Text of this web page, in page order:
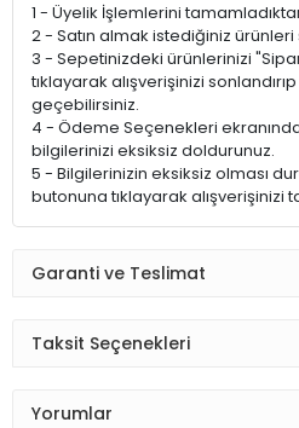
1 - Üyelik İşlemlerini
2 - Satın almak istediğiniz
3 - Sepetinizdeki ürünlerinizi
tıklayarak alışverişinizi
geçebilirsiniz.
4 - Ödeme Seçenekleri
bilgilerinizi eksiksiz doldurunuz.
5 - Bilgilerinizin eksiksiz olması
butonuna tıklayarak alışverişinizi
Garanti ve Teslimat
Taksit Seçenekleri
Yorumlar